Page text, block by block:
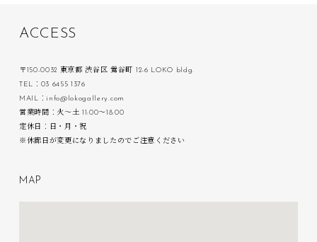
ACC ESS
〒150-0032 東京都 渋谷区 鶯谷町 12-6 LOKO bldg.
TEL：03 6455 1376
MAIL：info@lokogallery.com
営業時間：火〜土 11:00〜18:00
定休日：日・月・祝
※休廊日が変更になりましたのでご注意ください
M A P